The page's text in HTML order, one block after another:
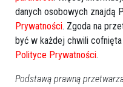
danych osobowych znajdą
Prywatności. Zgoda na
być w każdej chwili
Polityce Prywatności.
Podstawą prawną